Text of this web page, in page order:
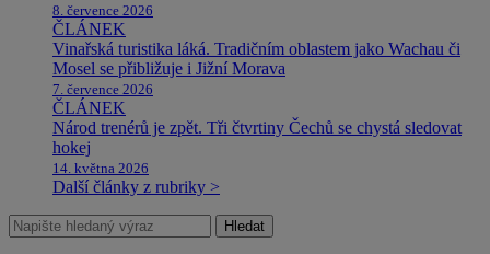
8. července 2026
ČLÁNEK
Vinařská turistika láká. Tradičním oblastem jako Wachau či
Mosel se přibližuje i Jižní Morava
7. července 2026
ČLÁNEK
Národ trenérů je zpět. Tři čtvrtiny Čechů se chystá sledovat
hokej
14. května 2026
Další články z rubriky >
Hledat